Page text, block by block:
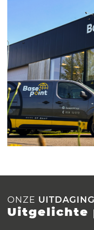
ONZE
Uitgelichte